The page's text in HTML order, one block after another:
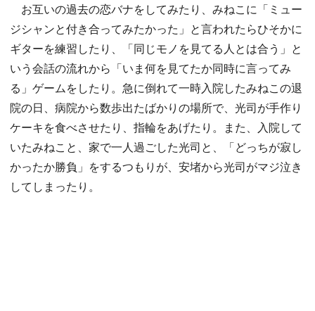
お互いの過去の恋バナをしてみたり、みねこに「ミュー
ジシャンと付き合ってみたかった」と言われたらひそかに
ギターを練習したり、「同じモノを見てる人とは合う」と
いう会話の流れから「いま何を見てたか同時に言ってみ
る」ゲームをしたり。急に倒れて一時入院したみねこの退
院の日、病院から数歩出たばかりの場所で、光司が手作り
ケーキを食べさせたり、指輪をあげたり。また、入院して
いたみねこと、家で一人過ごした光司と、「どっちが寂し
かったか勝負」をするつもりが、安堵から光司がマジ泣き
してしまったり。